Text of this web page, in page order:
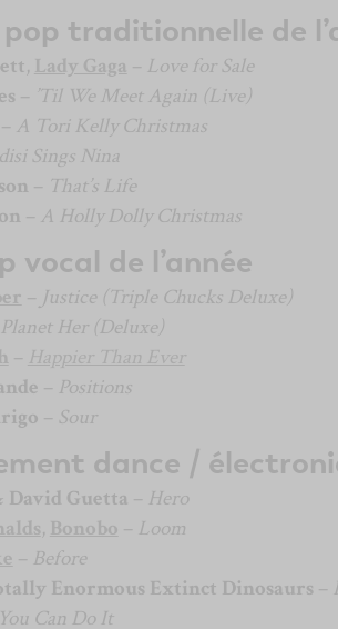
traditionnelle de
, Lady Gaga – Love for Sale
– ’Til We Meet Again (Live)
– A Tori Kelly Christmas
Sings Nina
– That’s Life
– A Holly Dolly Christmas
vocal de l’année
– Justice (Triple Chucks Deluxe)
Planet Her (Deluxe)
– Happier Than Ever
– Positions
– Sour
dance /
Guetta – Hero
, Bonobo – Loom
– Before
Enormous Extinct Dinosaurs –
You Can Do It